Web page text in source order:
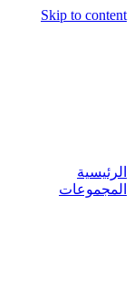
Skip to content
الرئيسية
المجموعات